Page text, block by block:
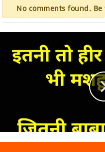
No comments found.